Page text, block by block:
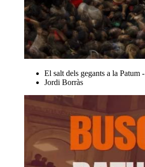
El salt dels gegants a la Patum -
Jordi Borràs